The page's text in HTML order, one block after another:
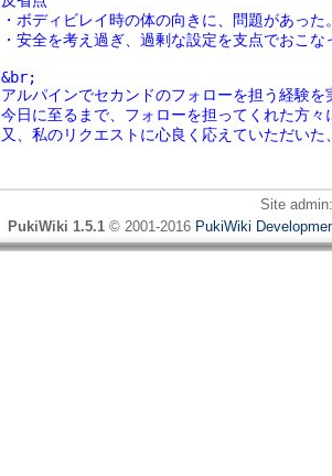
・ボディビレイ時の体の向きに、問題があっ
・安全を考え過ぎ、過剰な設定を支点でおこ
&br;
アルパインでセカンドのフォローを担う経験
今日に至るまで、フォローを担ってくれた方
又、私のリクエストに心良く応えていただい
Site
PukiWiki 1.5.1 © 2001-2016 PukiWiki